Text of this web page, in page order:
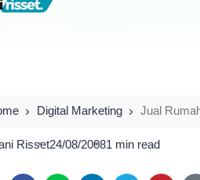
Digital Marketing Jual
Risset24/08/20081 min read